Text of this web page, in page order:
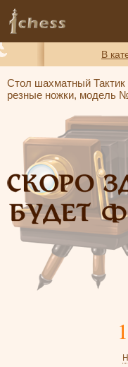
В
Стол шахматный
резные ножки, модель